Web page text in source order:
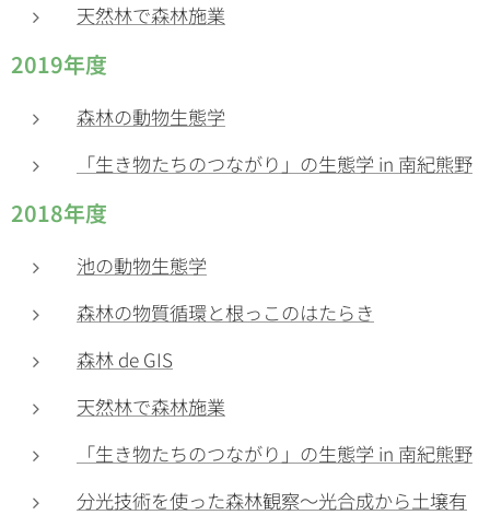
天然林で森林施業
2019年度
森林の動物生態学
「生き物たちのつながり」の生態学 in 南紀熊野
2018年度
池の動物生態学
森林の物質循環と根っこのはたらき
森林 de GIS
天然林で森林施業
「生き物たちのつながり」の生態学 in 南紀熊野
分光技術を使った森林観察〜光合成から土壌有